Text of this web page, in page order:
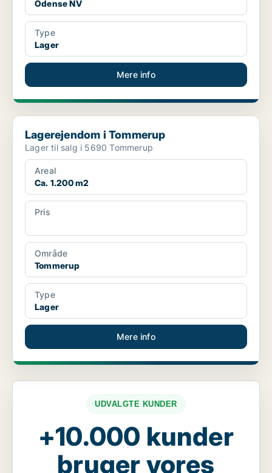
Odense NV
Type
Lager
Mere info
Lagerejendom i Tommerup
Lagerejendom i Tommerup
Lager til salg i 5690 Tommerup
Areal
Ca. 1.200 m2
Pris
Område
Tommerup
Type
Lager
Mere info
UDVALGTE KUNDER
+10.000 kunder
bruger vores